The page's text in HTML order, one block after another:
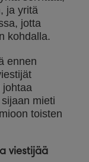
ja yritä
jotta
kohdalla.
ennen
johtaa
mieti
toisten
viestijää